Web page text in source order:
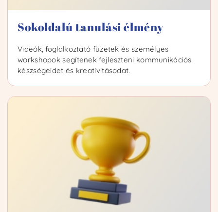
Sokoldalú tanulási élmény
Videók, foglalkoztató füzetek és személyes
workshopok segítenek fejleszteni kommunikációs
készségeidet és kreativitásodat.